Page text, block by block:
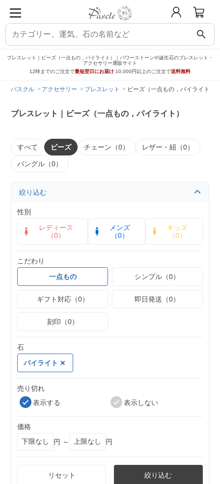
search
ブレスレット｜ビーズ（一点もの，パイライト）｜パワーストーンや誕生石のブレスレット・
アクセサリー通販サイト
12時までのご注文で最短翌日にお届け 10,000円以上のご注文で送料無料
パスクル アクセサリー ブレスレット ビーズ（一点もの，パイライト）
ブレスレット｜ビーズ（一点もの，パイライト）
すべて ビーズ チェーン（0） レザー・紐（0）
バングル（0）
絞り込む
性別
レディース
（0）
メンズ
（0）
キッズ
（0）
こだわり
一点もの
シンプル（0）
ギフト対応（0） 即日発送（0）
刻印（0）
石
パイライト
売り切れ
表示する
表示しない
価格
円 ～
円
リセット 絞り込む